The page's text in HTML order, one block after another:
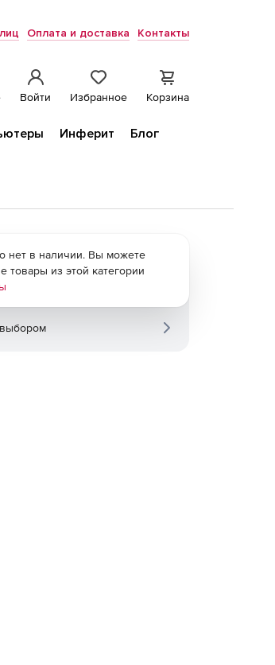
Оплата и доставка Контакты
Войти Избранное Корзина
Инферит
Блог
нет в наличии. Вы можете
товары из этой категории